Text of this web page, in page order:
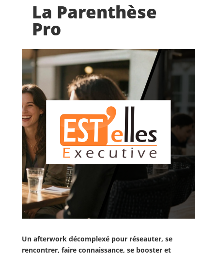
La Parenthèse
Pro
Un afterwork décomplexé pour réseauter, se
rencontrer, faire connaissance, se booster et